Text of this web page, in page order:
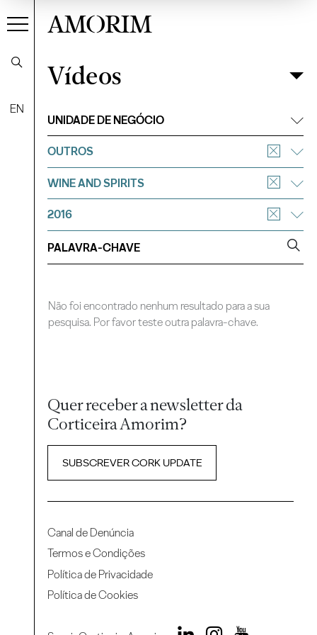
EN
AMORIM
VídeosFiltrar
Vídeos
UNIDADE DE NEGÓCIO
OUTROS
WINE AND SPIRITS
2016
Não foi encontrado nenhum resultado para a sua
pesquisa. Por favor teste outra palavra-chave.
Quer receber a newsletter da
Corticeira Amorim?
SUBSCREVER CORK UPDATE
Canal de Denúncia
Termos e Condições
Política de Privacidade
Política de Cookies